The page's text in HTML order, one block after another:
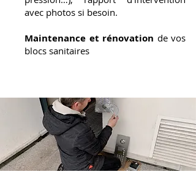
avec photos si besoin.
Maintenance et rénovation de vos
blocs sanitaires